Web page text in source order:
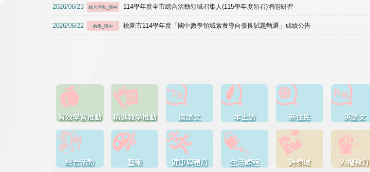
2026/06/23 綜合活動_國中 114學年度全市綜合活動領域召集人(115學年度領召)增能研習
2026/06/22 數學_國中 桃園市114學年度「國中數學領域素養導向優良試題甄選」成績公告
有效學習推動 精進教學推動 國語文 本土語 新住民 英語文
綜合活動 藝術 健康與體育 生活課程 跨領域 人權教育